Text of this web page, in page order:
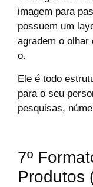
imagem para
possuem um
agradem o olhar
o.
Ele é todo
para o seu
pesquisas,
7º
Produtos